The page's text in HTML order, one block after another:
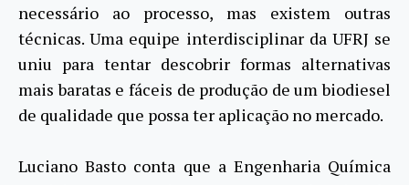
necessário ao processo, mas existem outras
técnicas. Uma equipe interdisciplinar da UFRJ se
uniu para tentar descobrir formas alternativas
mais baratas e fáceis de produção de um biodiesel
de qualidade que possa ter aplicação no mercado.
Luciano Basto conta que a Engenharia Química